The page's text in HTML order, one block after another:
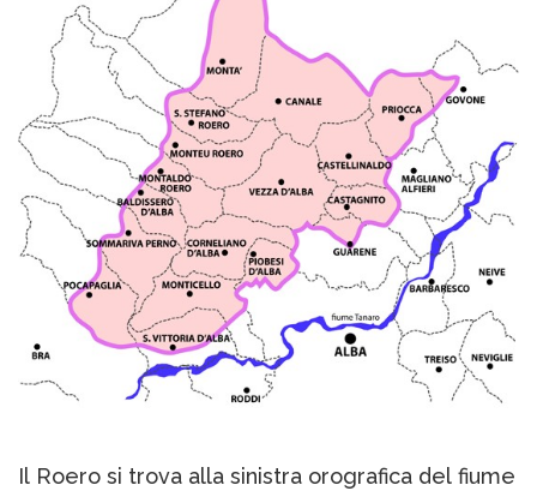
Il Roero si trova alla sinistra orografica del fiume